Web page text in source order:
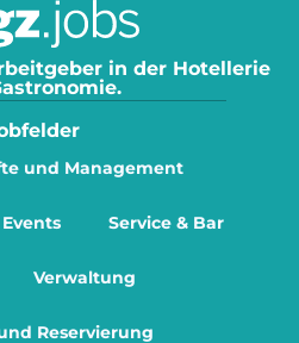
in der Hotellerie
und Management
Service & Bar
Verwaltung
Reservierung